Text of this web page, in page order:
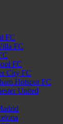
FC
FC
FC
City FC
Hotspur FC
United